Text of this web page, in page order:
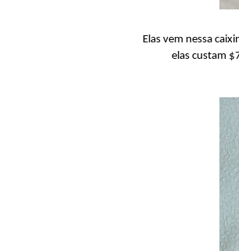
Elas vem nessa
elas custam